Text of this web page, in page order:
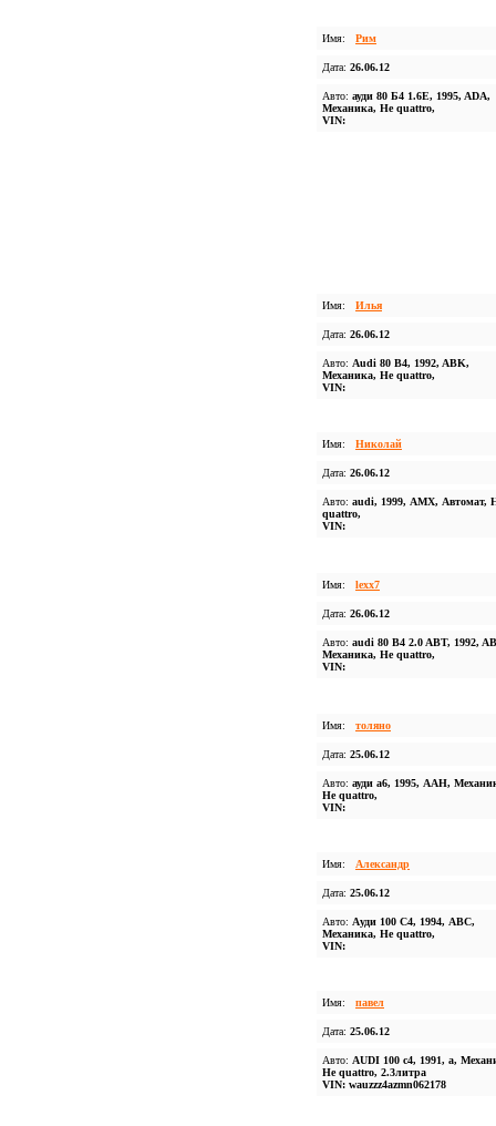
Имя: Рим
Дата: 26.06.12
Авто: ауди 80 Б4 1.6E, 1995, ADA,
Механика, Не quattro,
VIN:
Имя: Илья
Дата: 26.06.12
Авто: Audi 80 B4, 1992, ABK,
Механика, Не quattro,
VIN:
Имя: Николай
Дата: 26.06.12
Авто: audi, 1999, АМХ, Автомат,
quattro,
VIN:
Имя: lexx7
Дата: 26.06.12
Авто: audi 80 B4 2.0 ABT, 1992,
Механика, Не quattro,
VIN:
Имя: толяно
Дата: 25.06.12
Авто: ауди а6, 1995, AAH,
Не quattro,
VIN:
Имя: Александр
Дата: 25.06.12
Авто: Ауди 100 С4, 1994, АВС,
Механика, Не quattro,
VIN:
Имя: павел
Дата: 25.06.12
Авто: AUDI 100 c4, 1991, а,
Не quattro, 2.3литра
VIN: wauzzz4azmn062178